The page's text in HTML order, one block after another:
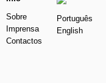
Sobre
Imprensa
Contactos
Português
English